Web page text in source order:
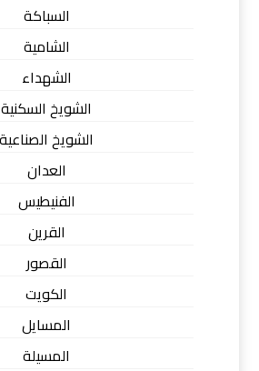
السباكة
الشامية
الشهداء
الشويخ السكنية
الشويخ الصناعية
العدان
الفنيطيس
القرين
القصور
الكويت
المسايل
المسيلة